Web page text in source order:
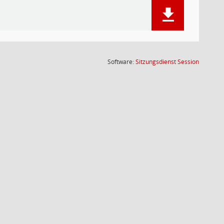
Software:SitzungsdienstSession(Wird in